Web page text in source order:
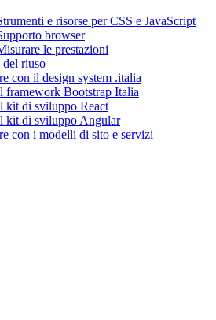
e risorse per CSS e JavaScript
browser
le prestazioni
del riuso
con il design system .italia
framework Bootstrap Italia
kit di sviluppo React
kit di sviluppo Angular
con i modelli di sito e servizi